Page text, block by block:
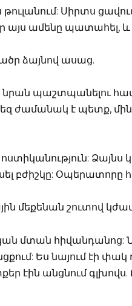
թուլանում: Սիրտս
այս ամենը պատահել,
ձայնով ասաց.
նրան պաշտպանելու
ժամանակ է պետք,
Ձայնս
բժիշկը: Օպերատորը
մեքենան շուտով
մտան հիվանդանոց:
Ես նայում էի
էին անցնում գլխովս.